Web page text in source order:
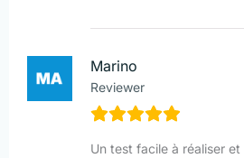
Marino
Reviewer
Un test facile à réaliser